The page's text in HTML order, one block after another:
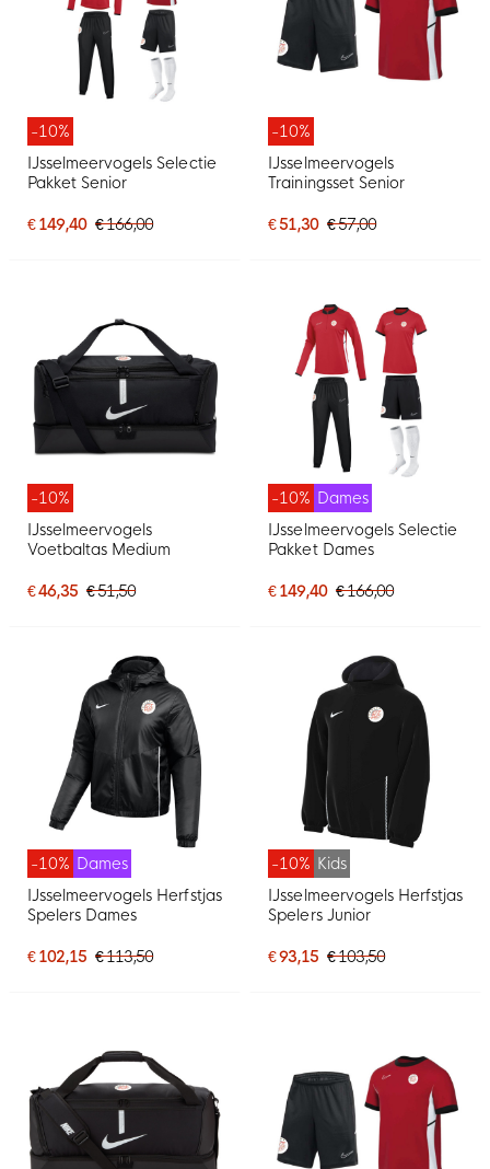
-10%
IJsselmeervogels Selectie
Pakket Senior
€ 149,40 € 166,00
-10%
IJsselmeervogels
Trainingsset Senior
€ 51,30 € 57,00
-10%
IJsselmeervogels
Voetbaltas Medium
€ 46,35 € 51,50
-10% Dames
IJsselmeervogels Selectie
Pakket Dames
€ 149,40 € 166,00
-10% Dames
IJsselmeervogels Herfstjas
Spelers Dames
€ 102,15 € 113,50
-10% Kids
IJsselmeervogels Herfstjas
Spelers Junior
€ 93,15 € 103,50